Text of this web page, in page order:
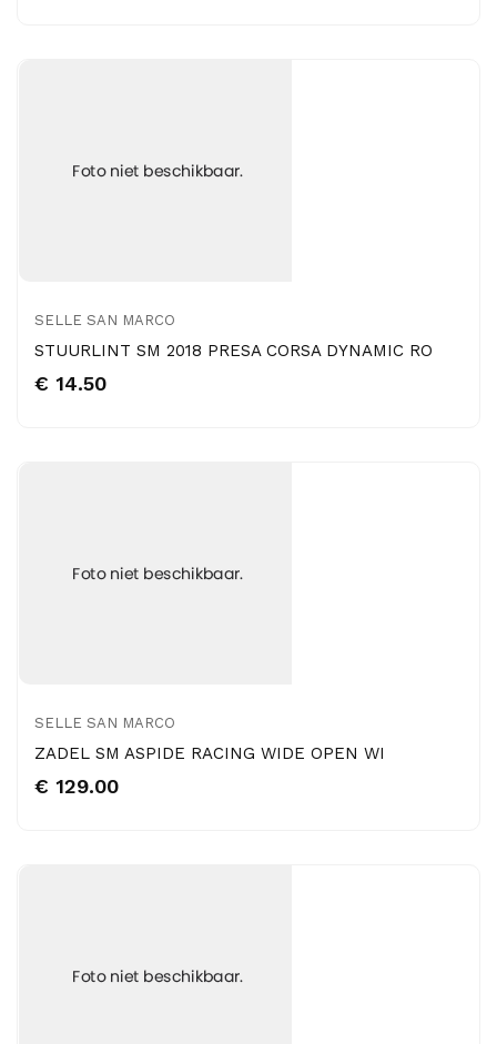
SELLE SAN MARCO
STUURLINT SM 2018 PRESA CORSA DYNAMIC RO
€ 14.50
SELLE SAN MARCO
ZADEL SM ASPIDE RACING WIDE OPEN WI
€ 129.00